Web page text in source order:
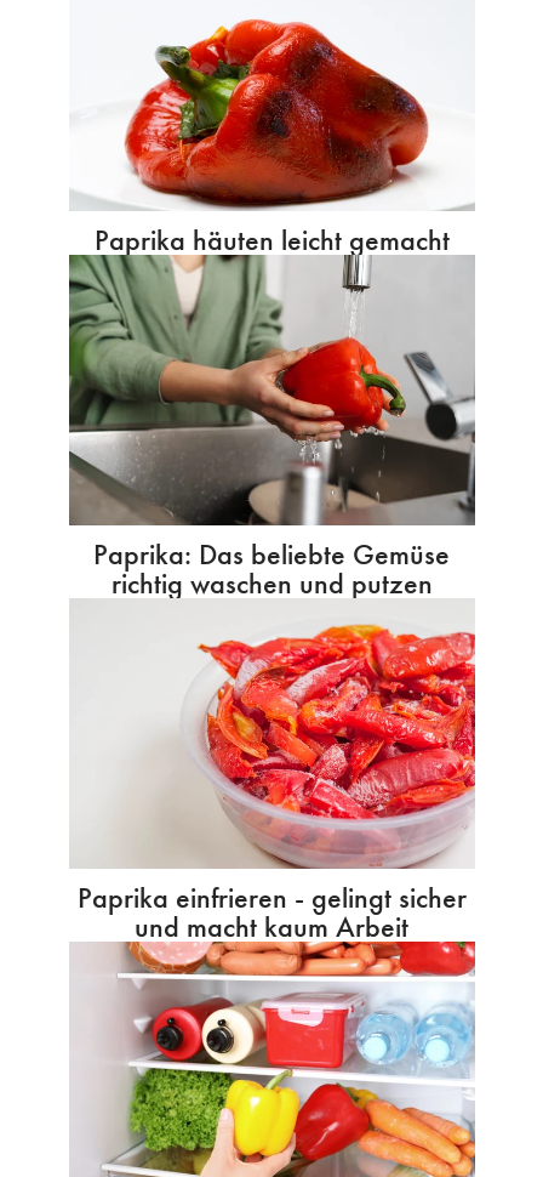
Paprika häuten leicht gemacht
Paprika: Das beliebte Gemüse
richtig waschen und putzen
Paprika einfrieren - gelingt sicher
und macht kaum Arbeit